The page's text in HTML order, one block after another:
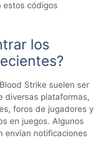
estos códigos
los
Strike suelen ser
diversas plataformas,
foros de jugadores y
en juegos. Algunos
envían notificaciones